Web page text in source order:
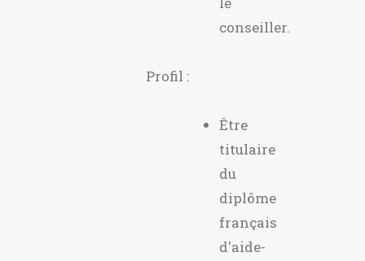
conseiller.
Profil :
Être
titulaire
du
diplôme
français
d'aide-